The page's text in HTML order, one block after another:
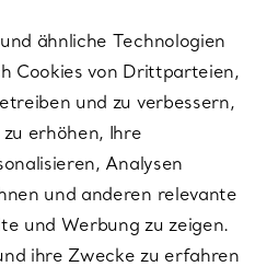
ähnliche Technologien
Cookies von Drittparteien,
und zu verbessern,
erhöhen, Ihre
Analysen
und anderen relevante
und Werbung zu zeigen.
ihre Zwecke zu erfahren